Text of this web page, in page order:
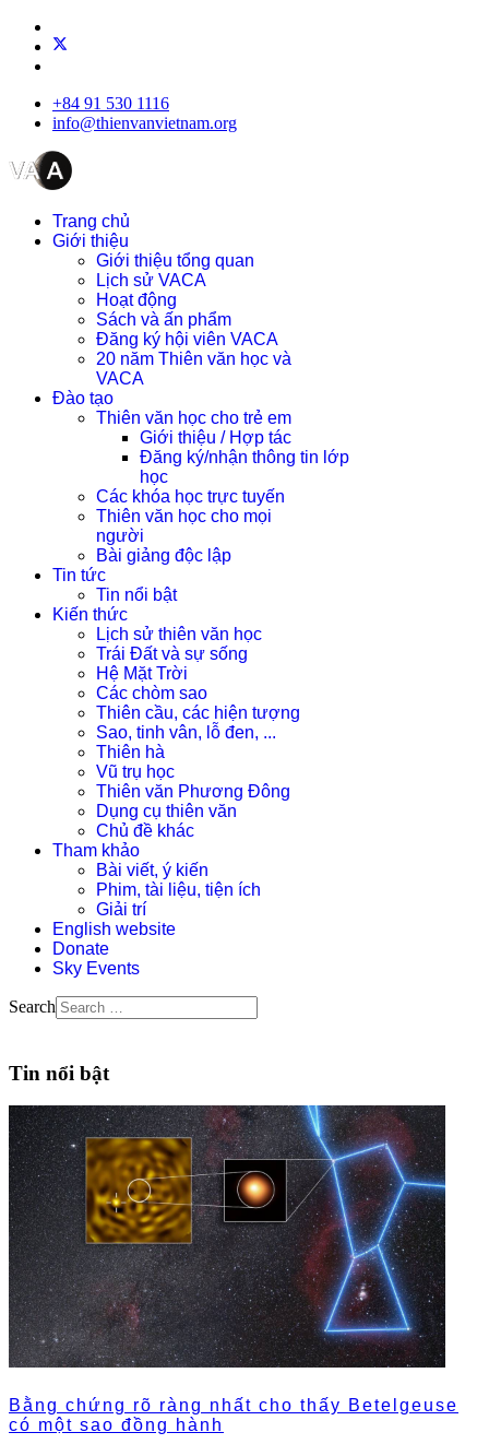
+84 91 530 1116
info@thienvanvietnam.org
Trang chủ
Giới thiệu
Giới thiệu tổng quan
Lịch sử VACA
Hoạt động
Sách và ấn phẩm
Đăng ký hội viên VACA
20 năm Thiên văn học và
VACA
Đào tạo
Thiên văn học cho trẻ em
Giới thiệu / Hợp tác
Đăng ký/nhận thông tin lớp
học
Các khóa học trực tuyến
Thiên văn học cho mọi
người
Bài giảng độc lập
Tin tức
Tin nổi bật
Kiến thức
Lịch sử thiên văn học
Trái Đất và sự sống
Hệ Mặt Trời
Các chòm sao
Thiên cầu, các hiện tượng
Sao, tinh vân, lỗ đen, ...
Thiên hà
Vũ trụ học
Thiên văn Phương Đông
Dụng cụ thiên văn
Chủ đề khác
Tham khảo
Bài viết, ý kiến
Phim, tài liệu, tiện ích
Giải trí
English website
Donate
Sky Events
Search
Tin nổi bật
Bằng chứng rõ ràng nhất cho thấy Betelgeuse
có một sao đồng hành